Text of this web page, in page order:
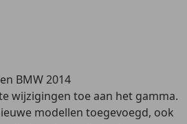
BMW 2014
wijzigingen toe aan het gamma.
modellen toegevoegd, ook